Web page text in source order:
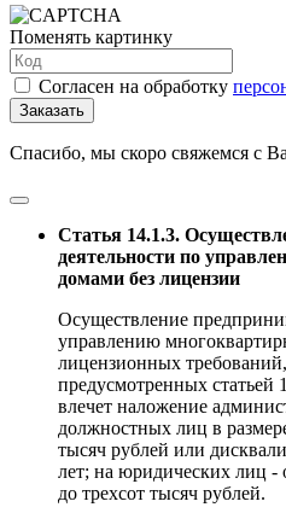
Поменять картинку
Согласен на обработку
Заказать
Спасибо, мы скоро свяжемся с
Статья 14.1.3.
деятельности по
домами без лицензии
Осуществление
управлению
лицензионных
предусмотренных статьей
влечет наложение
должностных лиц в
тысяч рублей или
лет; на юридических лиц -
до трехсот тысяч рублей.